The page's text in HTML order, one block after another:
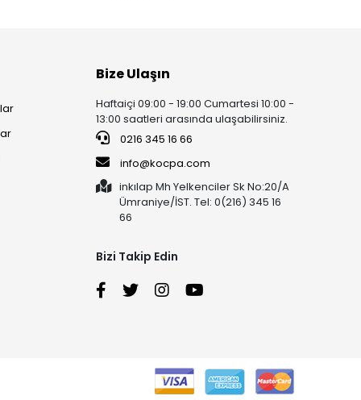
Bize Ulaşın
Haftaiçi 09:00 - 19:00 Cumartesi 10:00 -
13:00 saatleri arasında ulaşabilirsiniz.
0216 345 16 66
info@kocpa.com
inkılap Mh Yelkenciler Sk No:20/A
Ümraniye/İST. Tel: 0(216) 345 16
66
Bizi Takip Edin